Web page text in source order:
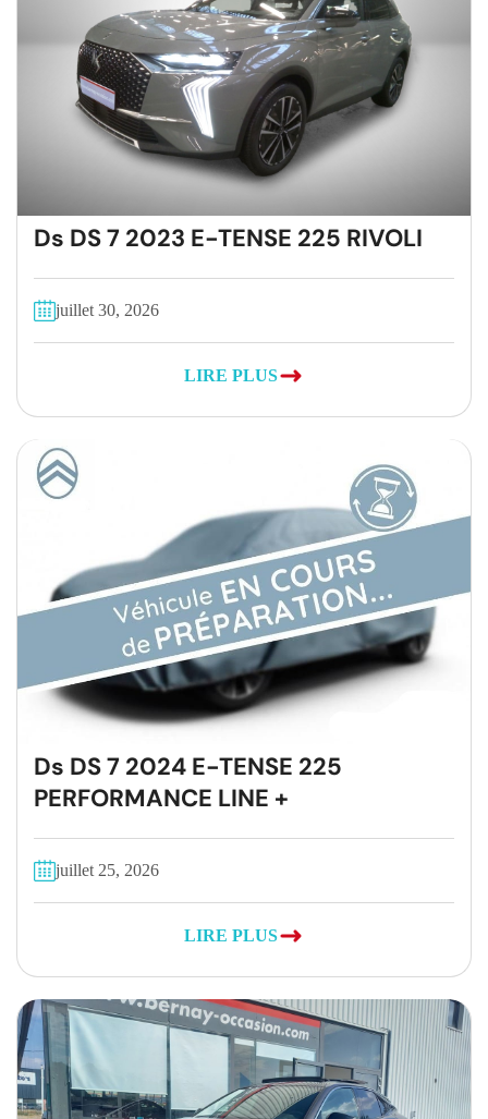
Ds DS 7 2023 E-TENSE 225 RIVOLI
juillet 30, 2026
LIRE PLUS
Ds DS 7 2024 E-TENSE 225
PERFORMANCE LINE +
juillet 25, 2026
LIRE PLUS